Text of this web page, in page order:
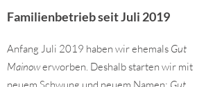
Familienbetrieb seit Juli 2019
Anfang Juli 2019 haben wir ehemals Gut
Mainowerworben. Deshalb starten wir mit